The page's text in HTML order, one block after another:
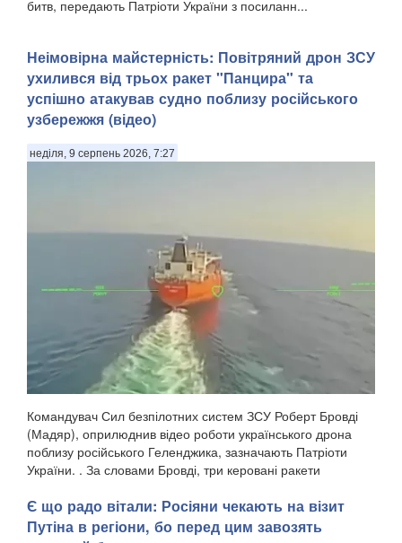
битв, передають Патріоти України з посиланн...
Неімовірна майстерність: Повітряний дрон ЗСУ
ухилився від трьох ракет "Панцира" та
успішно атакував судно поблизу російського
узбережжя (відео)
неділя, 9 серпень 2026, 7:27
Командувач Сил безпілотних систем ЗСУ Роберт Бровді
(Мадяр), оприлюднив відео роботи українського дрона
поблизу російського Геленджика, зазначають Патріоти
України. . За словами Бровді, три керовані ракети
Є що радо вітали: Росіяни чекають на візит
Путіна в регіони, бо перед цим завозять